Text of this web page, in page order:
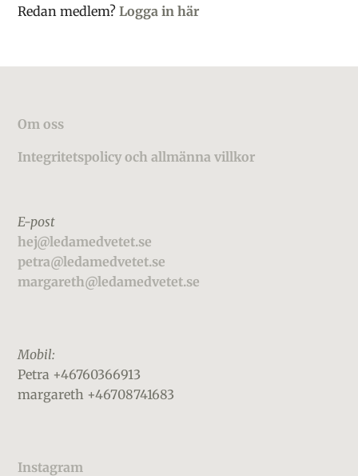
Redan medlem?Logga in här
Footer
Om oss
Integritetspolicy och allmänna villkor
E-post
hej@ledamedvetet.se
petra@ledamedvetet.se
margareth@ledamedvetet.se
Mobil:
Petra +46760366913
margareth +46708741683
Instagram